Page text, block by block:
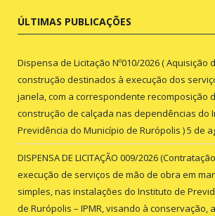
ÚLTIMAS PUBLICAÇÕES
Dispensa de Licitação Nº010/2026 ( Aquisição
construção destinados à execução dos
janela, com a correspondente recomposição
construção de calçada nas dependências do
Previdência do Município de Rurópolis )5 de
DISPENSA DE LICITAÇÃO 009/2026
execução de serviços de mão de obra em
simples, nas instalações do Instituto de
de Rurópolis – IPMR, visando à conservação,